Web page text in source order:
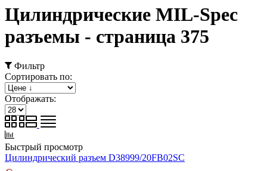
Цилиндрические MIL-Spec
разъемы - страница 375
Фильтр
Сортировать по:
Отображать:
Быстрый просмотр
Цилиндрический разъем D38999/20FB02SC